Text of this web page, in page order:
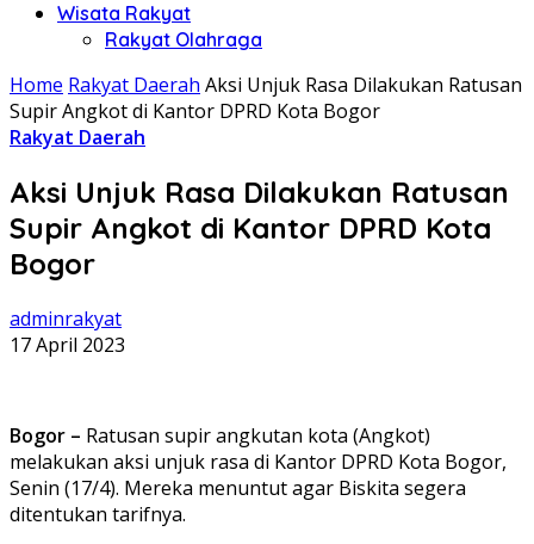
Wisata Rakyat
Rakyat Olahraga
Home Rakyat Daerah Aksi Unjuk Rasa Dilakukan Ratusan
Supir Angkot di Kantor DPRD Kota Bogor
Rakyat Daerah
Aksi Unjuk Rasa Dilakukan Ratusan
Supir Angkot di Kantor DPRD Kota
Bogor
adminrakyat
17 April 2023
Bogor – Ratusan supir angkutan kota (Angkot)
melakukan aksi unjuk rasa di Kantor DPRD Kota Bogor,
Senin (17/4). Mereka menuntut agar Biskita segera
ditentukan tarifnya.